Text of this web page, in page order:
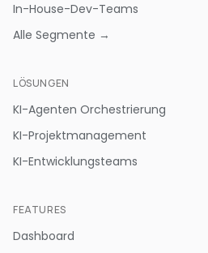
In-House-Dev-Teams
Alle Segmente →
LÖSUNGEN
KI-Agenten Orchestrierung
KI-Projektmanagement
KI-Entwicklungsteams
FEATURES
Dashboard